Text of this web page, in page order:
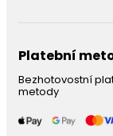
Platební
Bezhotovostní
metody